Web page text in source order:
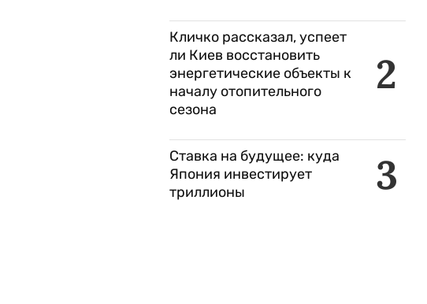
2
Кличко рассказал, успеет
ли Киев восстановить
энергетические объекты к
началу отопительного
сезона
3
Ставка на будущее: куда
Япония инвестирует
триллионы